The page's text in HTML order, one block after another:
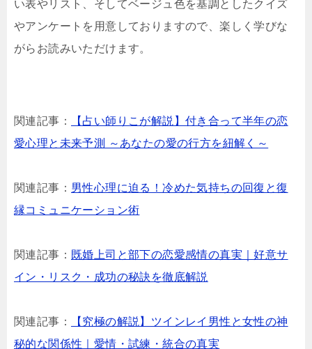
い表やリスト、そしてベージュ色を基調としたクイズ
やアンケートを用意しておりますので、楽しく学びな
がらお読みいただけます。
関連記事：
【占い師りこが解説】付き合って半年の恋
愛心理と未来予測 ～あなたの愛の行方を紐解く～
関連記事： 男性心理に迫る！冷めた気持ちの回復と復
縁コミュニケーション術
関連記事： 既婚上司と部下の恋愛感情の真実｜好意サ
イン・リスク・成功の秘訣を徹底解説
関連記事：
【究極の解説】ツインレイ男性と女性の神
秘的な関係性｜愛情・試練・統合の真実